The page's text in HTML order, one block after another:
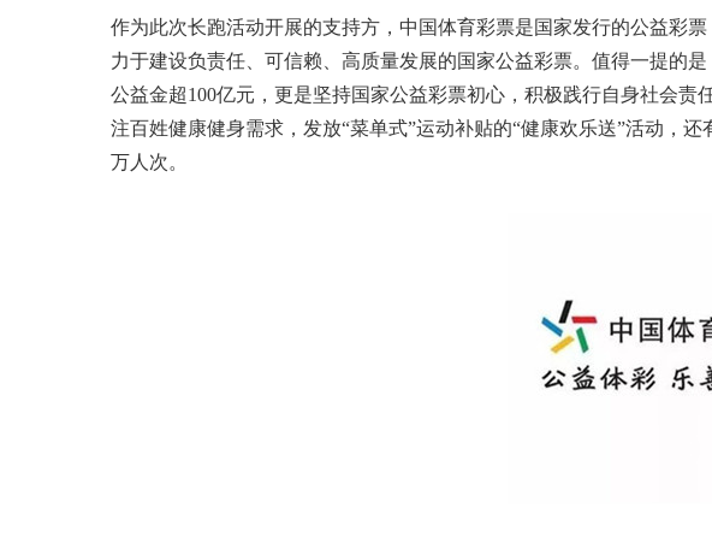
作为此次长跑活动开展的支持方，中国体育彩票是国家发行的公益彩
力于建设负责任、可信赖、高质量发展的国家公益彩票。值得一提的
公益金超100亿元，更是坚持国家公益彩票初心，积极践行自身社会
注百姓健康健身需求，发放“菜单式”运动补贴的“健康欢乐送”活动，
万人次。